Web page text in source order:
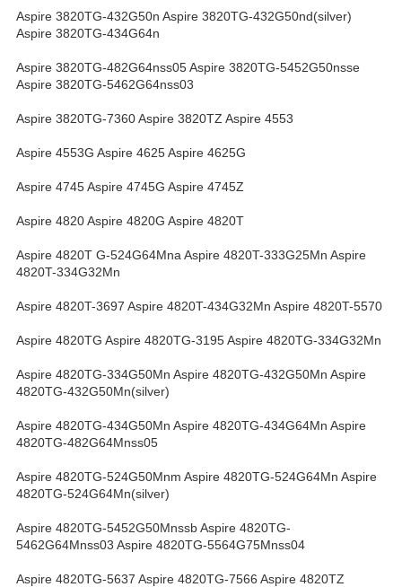
Aspire 3820TG-432G50n Aspire 3820TG-432G50nd(silver)
Aspire 3820TG-434G64n
Aspire 3820TG-482G64nss05 Aspire 3820TG-5452G50nsse
Aspire 3820TG-5462G64nss03
Aspire 3820TG-7360 Aspire 3820TZ Aspire 4553
Aspire 4553G Aspire 4625 Aspire 4625G
Aspire 4745 Aspire 4745G Aspire 4745Z
Aspire 4820 Aspire 4820G Aspire 4820T
Aspire 4820T G-524G64Mna Aspire 4820T-333G25Mn Aspire
4820T-334G32Mn
Aspire 4820T-3697 Aspire 4820T-434G32Mn Aspire 4820T-5570
Aspire 4820TG Aspire 4820TG-3195 Aspire 4820TG-334G32Mn
Aspire 4820TG-334G50Mn Aspire 4820TG-432G50Mn Aspire
4820TG-432G50Mn(silver)
Aspire 4820TG-434G50Mn Aspire 4820TG-434G64Mn Aspire
4820TG-482G64Mnss05
Aspire 4820TG-524G50Mnm Aspire 4820TG-524G64Mn Aspire
4820TG-524G64Mn(silver)
Aspire 4820TG-5452G50Mnssb Aspire 4820TG-
5462G64Mnss03 Aspire 4820TG-5564G75Mnss04
Aspire 4820TG-5637 Aspire 4820TG-7566 Aspire 4820TZ